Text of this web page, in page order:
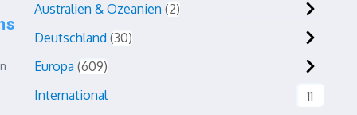
Australien & Ozeanien 2
Deutschland 30
Europa 609
International
11